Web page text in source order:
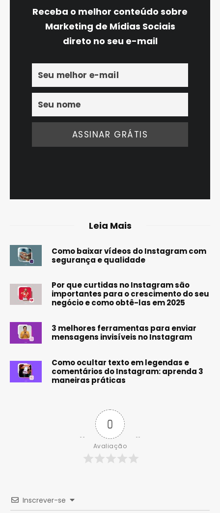
Receba o melhor conteúdo sobre
Marketing de Mídias Sociais
direto no seu e-mail
Leia Mais
Como baixar vídeos do Instagram com
segurança e qualidade
Por que curtidas no Instagram são
importantes para o crescimento do seu
negócio e como obtê-las em 2025
3 melhores ferramentas para enviar
mensagens invisíveis no Instagram
Como ocultar texto em legendas e
comentários do Instagram: aprenda 3
maneiras práticas
0
Avaliação
Inscrever-se